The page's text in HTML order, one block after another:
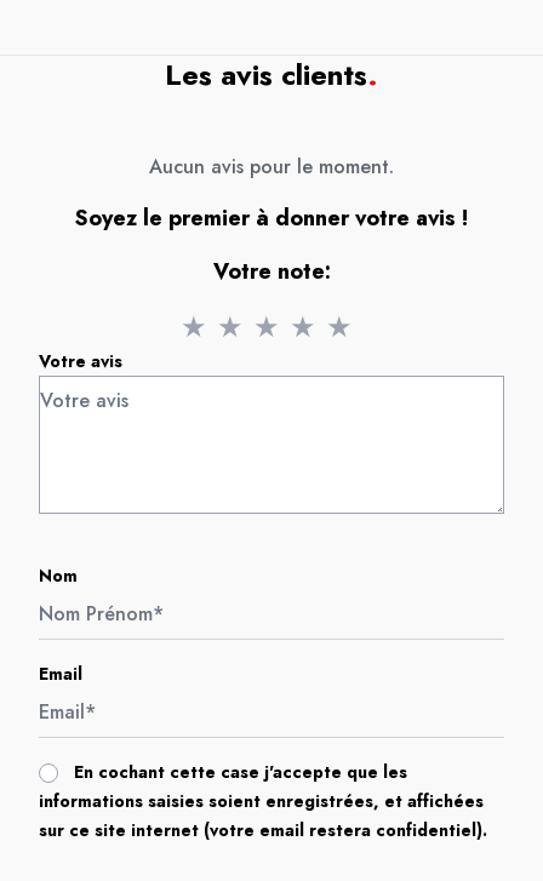
Les avis clients.
Aucun avis pour le moment.
Soyez le premier à donner votre avis !
Votre note:
★ ★ ★ ★ ★
Votre avis
Nom
Email
En cochant cette case j'accepte que les
informations saisies soient enregistrées, et affichées
sur ce site internet (votre email restera confidentiel).